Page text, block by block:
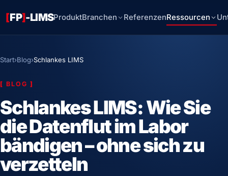
[FP]-LIMSProduktBranchen ReferenzenRessourcen
Start›Blog›Schlankes LIMS
[ BLOG ]
Schlankes LIMS: Wie Sie
die Datenflut im Labor
bändigen – ohne sich zu
verzetteln